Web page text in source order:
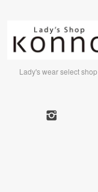
Lady's wear select shop